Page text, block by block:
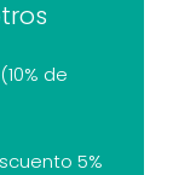
(10% de
5%